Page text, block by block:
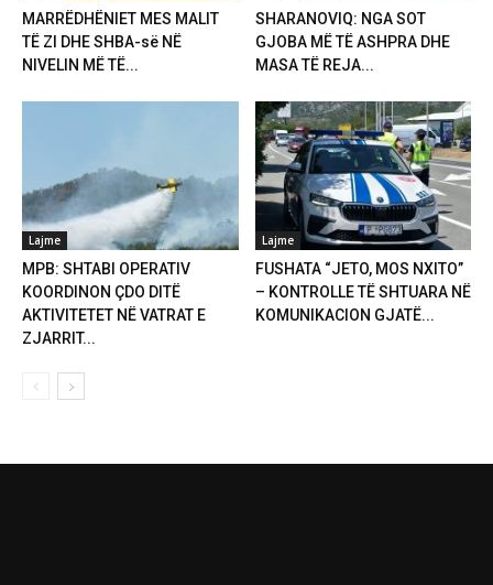
MARRËDHËNIET MES MALIT
TË ZI DHE SHBA-së NË
NIVELIN MË TË...
SHARANOVIQ: NGA SOT
GJOBA MË TË ASHPRA DHE
MASA TË REJA...
Lajme
MPB: SHTABI OPERATIV
KOORDINON ÇDO DITË
AKTIVITETET NË VATRAT E
ZJARRIT...
Lajme
FUSHATA “JETO, MOS NXITO”
– KONTROLLE TË SHTUARA NË
KOMUNIKACION GJATË...